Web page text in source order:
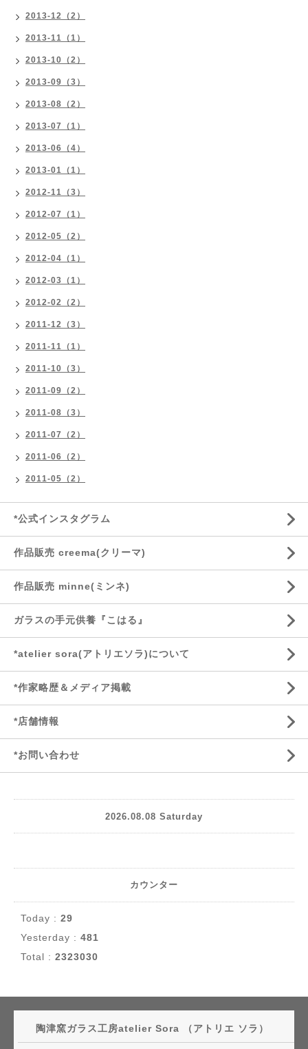
2013-12（2）
2013-11（1）
2013-10（2）
2013-09（3）
2013-08（2）
2013-07（1）
2013-06（4）
2013-01（1）
2012-11（3）
2012-07（1）
2012-05（2）
2012-04（1）
2012-03（1）
2012-02（2）
2011-12（3）
2011-11（1）
2011-10（3）
2011-09（2）
2011-08（3）
2011-07（2）
2011-06（2）
2011-05（2）
*公式インスタグラム
作品販売 creema(クリーマ)
作品販売 minne(ミンネ)
ガラスの手元供養『こはる』
*atelier sora(アトリエソラ)について
*作家略歴＆メディア掲載
*店舗情報
*お問い合わせ
2026.08.08 Saturday
カウンター
Today : 29
Yesterday : 481
Total : 2323030
陶津窯ガラス工房atelier Sora （アトリエ ソラ）